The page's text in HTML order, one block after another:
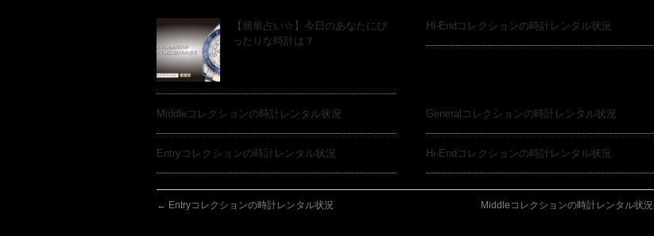
【簡単占い☆】今日のあなたにぴ
ったりな時計は？
Hi-Endコレクションの時計レンタル状況
Middleコレクションの時計レンタル状況 Generalコレクションの時計レンタル状況
Entryコレクションの時計レンタル状況 Hi-Endコレクションの時計レンタル状況
← Entryコレクションの時計レンタル状況 Middleコレクションの時計レンタル状況